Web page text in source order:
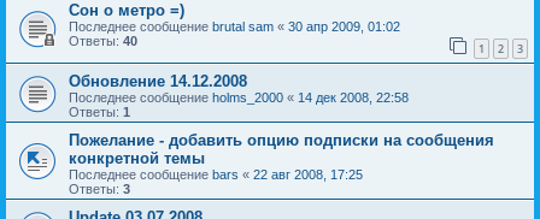
Cон о метро =)
Последнее сообщение brutal sam « 30 апр 2009, 01:02
Ответы: 40 1 2 3
Обновление 14.12.2008
Последнее сообщение holms_2000 « 14 дек 2008, 22:58
Ответы: 1
Пожелание - добавить опцию подписки на сообщения
конкретной темы
Последнее сообщение bars « 22 авг 2008, 17:25
Ответы: 3